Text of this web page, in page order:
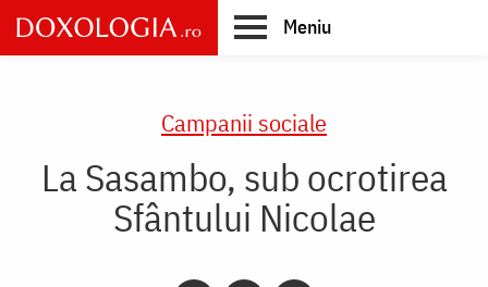
Skip
to
main
Meniu
Campanii sociale
La Sasambo, sub ocrotirea
Sfântului Nicolae